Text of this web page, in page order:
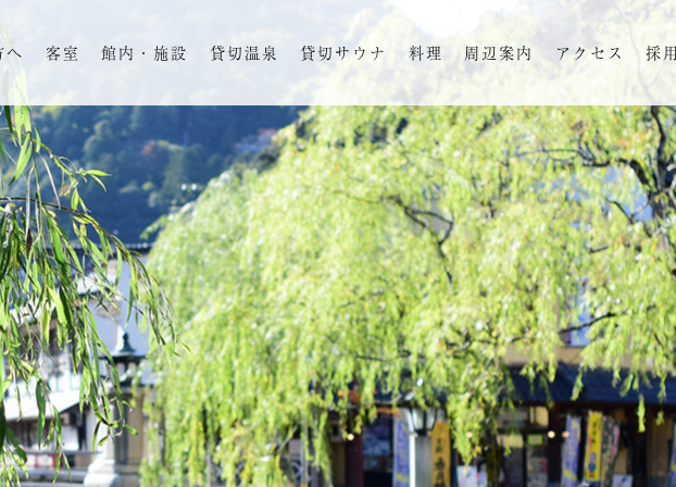
へ 客室 館内・施設 貸切温泉 貸切サウナ 料理 周辺案内 アクセス 採用